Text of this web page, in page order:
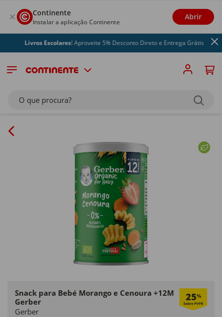
Continente
Instalar a aplicação Continente
Abrir
Livros Escolares! Aproveite 5% Desconto Direto e Entrega Grátis
O que procura?
Snack para Bebé Morango e Cenoura +12M
Gerber
25%
Gerber